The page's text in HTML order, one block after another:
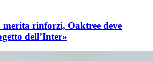
rinforzi, Oaktree deve
dell’Inter»